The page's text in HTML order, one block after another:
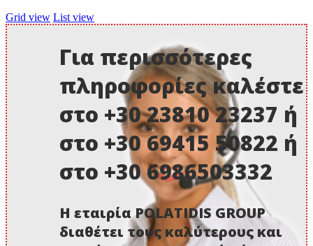
Grid view List view
Για περισσότερες
πληροφορίες καλέστε
στο +30 23810 23237 ή
στο +30 69415 50822 ή
στο +30 6986503332
Η εταιρία POLATIDIS GROUP
διαθέτει τους καλύτερους και